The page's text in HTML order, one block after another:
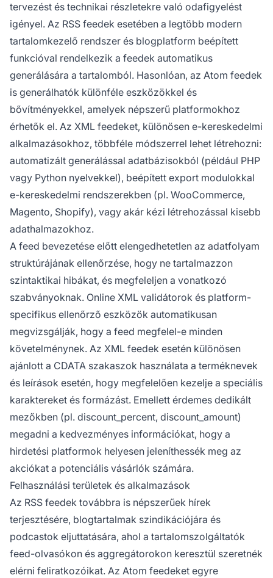
tervezést és technikai részletekre való odafigyelést
igényel. Az RSS feedek esetében a legtöbb modern
tartalomkezelő rendszer és blogplatform beépített
funkcióval rendelkezik a feedek automatikus
generálására a tartalomból. Hasonlóan, az Atom feedek
is generálhatók különféle eszközökkel és
bővítményekkel, amelyek népszerű platformokhoz
érhetők el. Az XML feedeket, különösen e-kereskedelmi
alkalmazásokhoz, többféle módszerrel lehet létrehozni:
automatizált generálással adatbázisokból (például PHP
vagy Python nyelvekkel), beépített export modulokkal
e-kereskedelmi rendszerekben (pl. WooCommerce,
Magento, Shopify), vagy akár kézi létrehozással kisebb
adathalmazokhoz.
A feed bevezetése előtt elengedhetetlen az adatfolyam
struktúrájának ellenőrzése, hogy ne tartalmazzon
szintaktikai hibákat, és megfeleljen a vonatkozó
szabványoknak. Online XML validátorok és platform-
specifikus ellenőrző eszközök automatikusan
megvizsgálják, hogy a feed megfelel-e minden
követelménynek. Az XML feedek esetén különösen
ajánlott a CDATA szakaszok használata a terméknevek
és leírások esetén, hogy megfelelően kezelje a speciális
karaktereket és formázást. Emellett érdemes dedikált
mezőkben (pl. discount_percent, discount_amount)
megadni a kedvezményes információkat, hogy a
hirdetési platformok helyesen jeleníthessék meg az
akciókat a potenciális vásárlók számára.
Felhasználási területek és alkalmazások
Az RSS feedek továbbra is népszerűek hírek
terjesztésére, blogtartalmak szindikációjára és
podcastok eljuttatására, ahol a tartalomszolgáltatók
feed-olvasókon és aggregátorokon keresztül szeretnék
elérni feliratkozóikat. Az Atom feedeket egyre